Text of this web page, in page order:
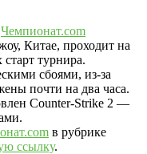
Чемпионат.com
Китае, проходит на
турнира.
сбоями, из-за
почти на два часа.
Counter-Strike 2 —
в рубрике
ссылку.